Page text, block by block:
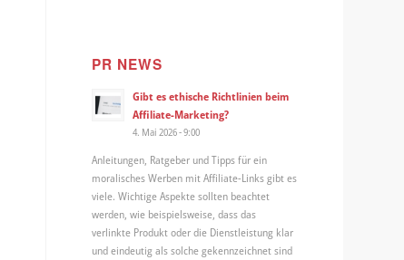
PR NEWS
Gibt es ethische Richtlinien beim
Affiliate-Marketing?
4. Mai 2026 - 9:00
Anleitungen, Ratgeber und Tipps für ein
moralisches Werben mit Affiliate-Links gibt es
viele. Wichtige Aspekte sollten beachtet
werden, wie beispielsweise, dass das
verlinkte Produkt oder die Dienstleistung klar
und eindeutig als solche gekennzeichnet sind